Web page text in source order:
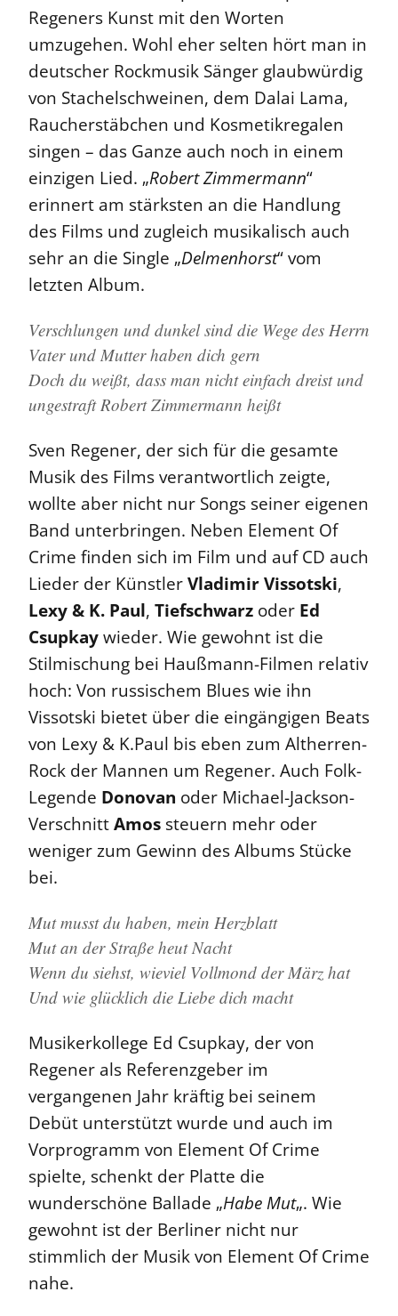
Regeners Kunst mit den Worten
umzugehen. Wohl eher selten hört man in
deutscher Rockmusik Sänger glaubwürdig
von Stachelschweinen, dem Dalai Lama,
Raucherstäbchen und Kosmetikregalen
singen – das Ganze auch noch in einem
einzigen Lied. „Robert Zimmermann“
erinnert am stärksten an die Handlung
des Films und zugleich musikalisch auch
sehr an die Single „Delmenhorst“ vom
letzten Album.
Verschlungen und dunkel sind die Wege des Herrn
Vater und Mutter haben dich gern
Doch du weißt, dass man nicht einfach dreist und
ungestraft Robert Zimmermann heißt
Sven Regener, der sich für die gesamte
Musik des Films verantwortlich zeigte,
wollte aber nicht nur Songs seiner eigenen
Band unterbringen. Neben Element Of
Crime finden sich im Film und auf CD auch
Lieder der KünstlerVladimir Vissotski,
Lexy & K. Paul, Tiefschwarz oder Ed
Csupkaywieder. Wie gewohnt ist die
Stilmischung bei Haußmann-Filmen relativ
hoch: Von russischem Blues wie ihn
Vissotski bietet über die eingängigen Beats
von Lexy & K.Paul bis eben zum Altherren-
Rock der Mannen um Regener. Auch Folk-
Legende Donovan oder Michael-Jackson-
VerschnittAmos steuern mehr oder
weniger zum Gewinn des Albums Stücke
bei.
Mut musst du haben, mein Herzblatt
Mut an der Straße heut Nacht
Wenn du siehst, wieviel Vollmond der März hat
Und wie glücklich die Liebe dich macht
Musikerkollege Ed Csupkay, der von
Regener als Referenzgeber im
vergangenen Jahr kräftig bei seinem
Debüt unterstützt wurde und auch im
Vorprogramm von Element Of Crime
spielte, schenkt der Platte die
wunderschöne Ballade „Habe Mut„. Wie
gewohnt ist der Berliner nicht nur
stimmlich der Musik von Element Of Crime
nahe.